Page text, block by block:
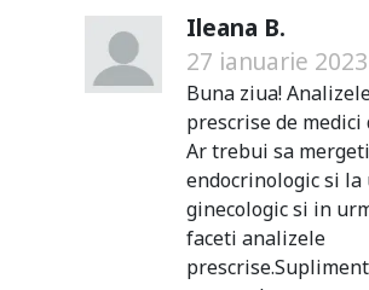
Ileana B.
27 ianuarie
Buna ziua!
prescrise de
Ar trebui sa
endocrinologic si la
ginecologic si in
faceti analizele